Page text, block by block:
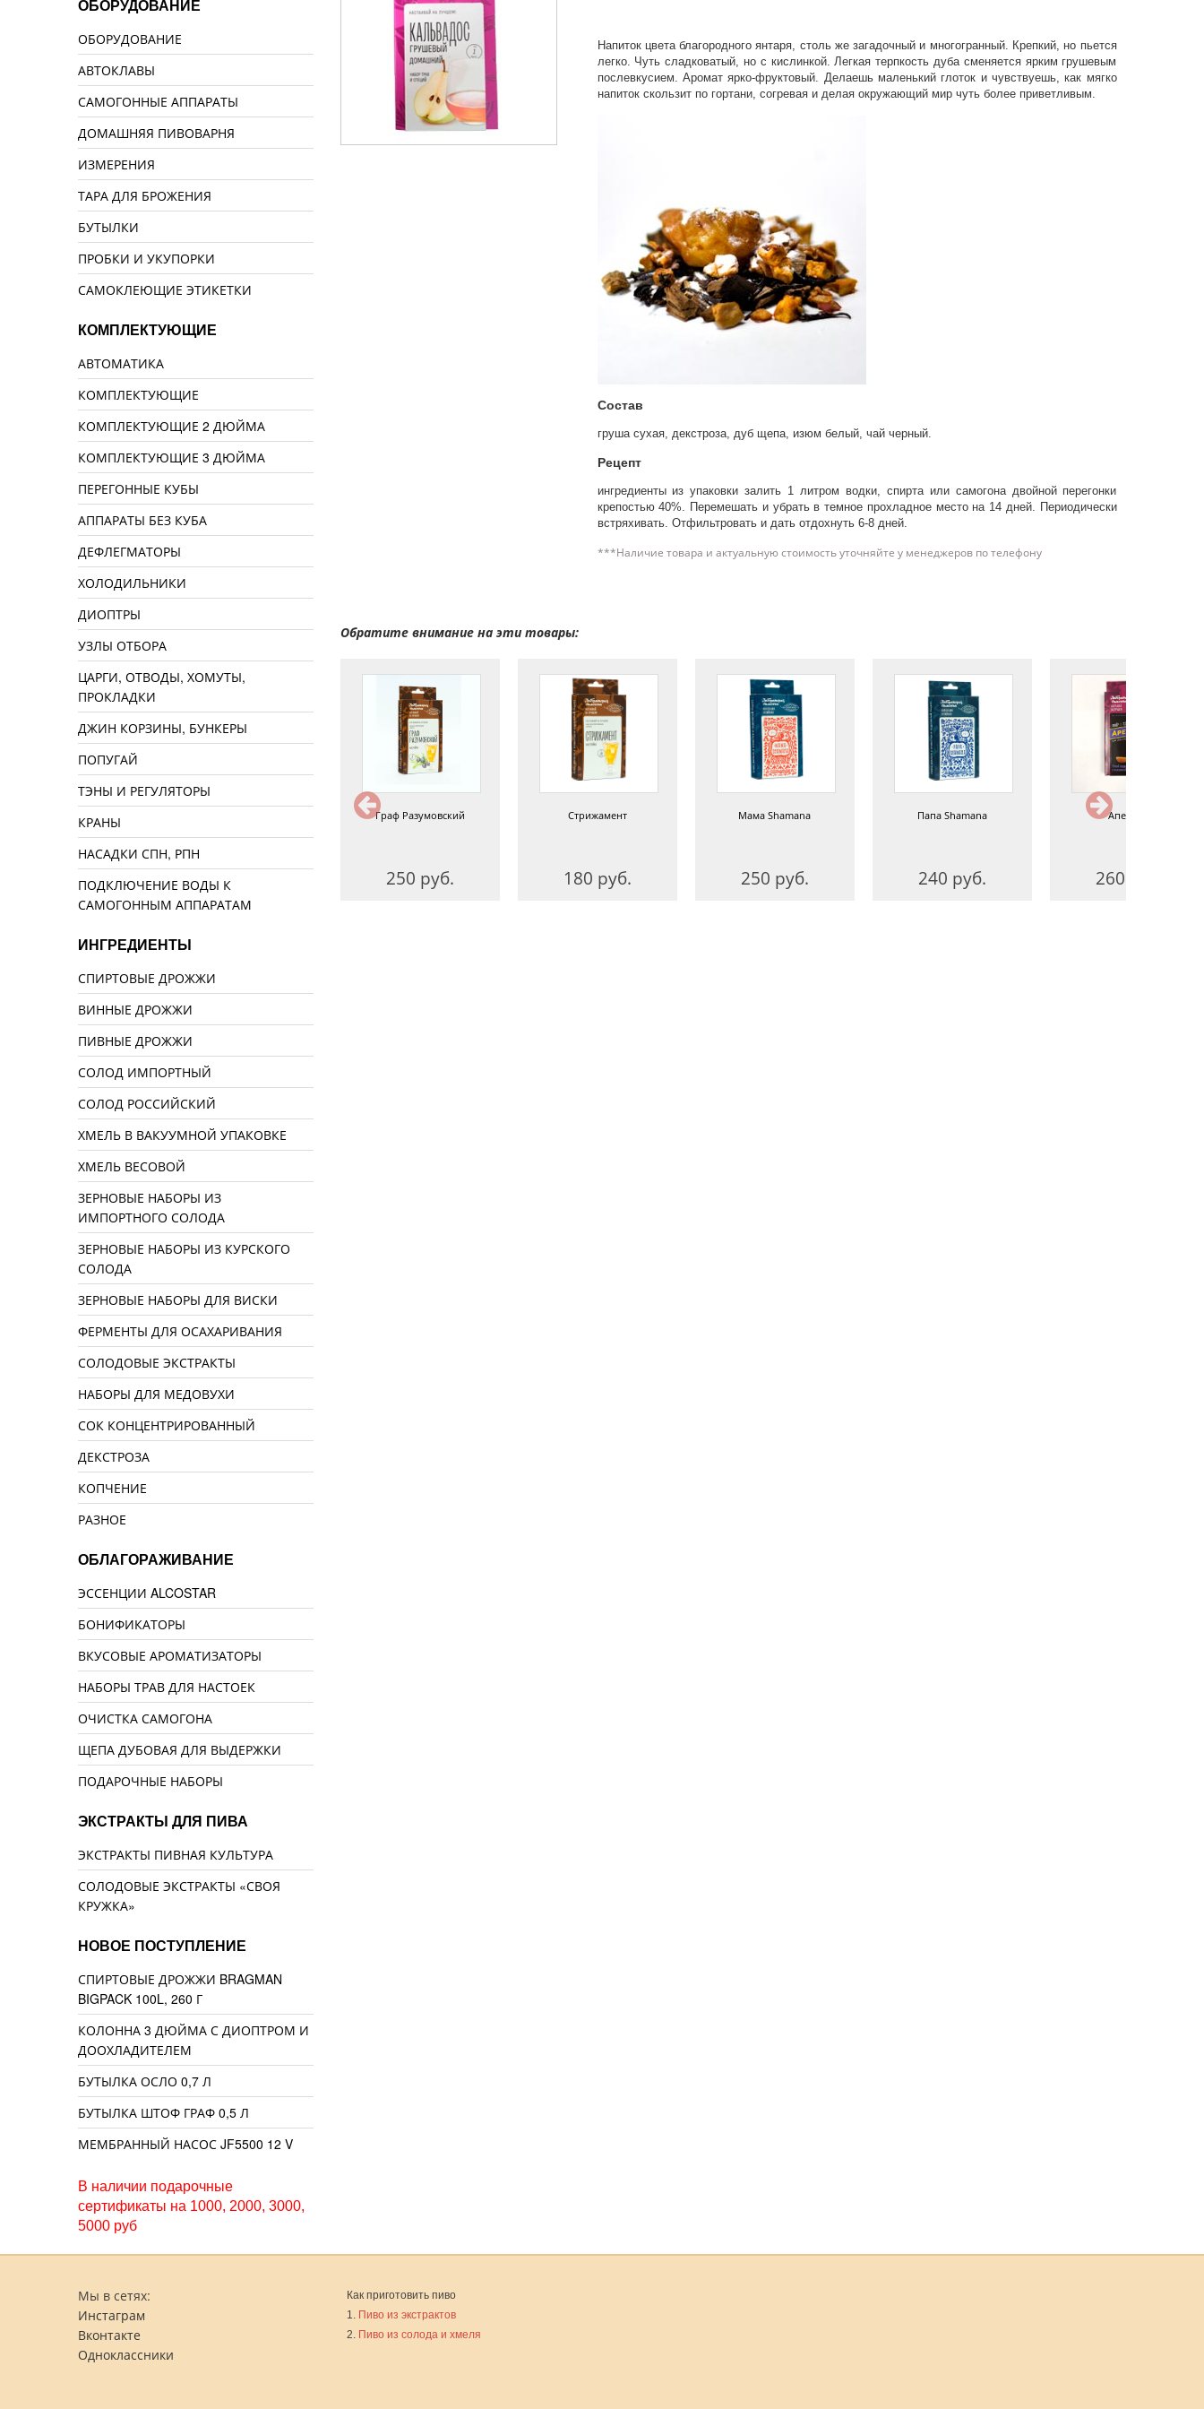
Напиток цвета благородного янтаря, столь же загадочный и многогранный. Крепкий, но пьется
легко. Чуть сладковатый, но с кислинкой. Легкая терпкость дуба сменяется ярким грушевым
послевкусием. Аромат ярко-фруктовый. Делаешь маленький глоток и чувствуешь, как мягко
напиток скользит по гортани, согревая и делая окружающий мир чуть более приветливым.
Состав
груша сухая, декстроза, дуб щепа, изюм белый, чай черный.
Рецепт
ингредиенты из упаковки залить 1 литром водки, спирта или самогона двойной перегонки
крепостью 40%. Перемешать и убрать в темное прохладное место на 14 дней. Периодически
встряхивать. Отфильтровать и дать отдохнуть 6-8 дней.
***Наличие товара и актуальную стоимость уточняйте у менеджеров по телефону
Обратите внимание на эти товары:
Ром капитанский
170 руб. 190 руб.
Граф Разумовский
250 руб.
Стрижамент
180 руб.
Мама Shamana
250 руб.
Папа Shamana
240 руб.
Апероль
260 руб.
ОБОРУДОВАНИЕ
ОБОРУДОВАНИЕ
АВТОКЛАВЫ
САМОГОННЫЕ АППАРАТЫ
ДОМАШНЯЯ ПИВОВАРНЯ
ИЗМЕРЕНИЯ
ТАРА ДЛЯ БРОЖЕНИЯ
БУТЫЛКИ
ПРОБКИ И УКУПОРКИ
САМОКЛЕЮЩИЕ ЭТИКЕТКИ
КОМПЛЕКТУЮЩИЕ
АВТОМАТИКА
КОМПЛЕКТУЮЩИЕ
КОМПЛЕКТУЮЩИЕ 2 ДЮЙМА
КОМПЛЕКТУЮЩИЕ 3 ДЮЙМА
ПЕРЕГОННЫЕ КУБЫ
АППАРАТЫ БЕЗ КУБА
ДЕФЛЕГМАТОРЫ
ХОЛОДИЛЬНИКИ
ДИОПТРЫ
УЗЛЫ ОТБОРА
ЦАРГИ, ОТВОДЫ, ХОМУТЫ,
ПРОКЛАДКИ
ДЖИН КОРЗИНЫ, БУНКЕРЫ
ПОПУГАЙ
ТЭНЫ И РЕГУЛЯТОРЫ
КРАНЫ
НАСАДКИ СПН, РПН
ПОДКЛЮЧЕНИЕ ВОДЫ К
САМОГОННЫМ АППАРАТАМ
ИНГРЕДИЕНТЫ
СПИРТОВЫЕ ДРОЖЖИ
ВИННЫЕ ДРОЖЖИ
ПИВНЫЕ ДРОЖЖИ
СОЛОД ИМПОРТНЫЙ
СОЛОД РОССИЙСКИЙ
ХМЕЛЬ В ВАКУУМНОЙ УПАКОВКЕ
ХМЕЛЬ ВЕСОВОЙ
ЗЕРНОВЫЕ НАБОРЫ ИЗ
ИМПОРТНОГО СОЛОДА
ЗЕРНОВЫЕ НАБОРЫ ИЗ КУРСКОГО
СОЛОДА
ЗЕРНОВЫЕ НАБОРЫ ДЛЯ ВИСКИ
ФЕРМЕНТЫ ДЛЯ ОСАХАРИВАНИЯ
СОЛОДОВЫЕ ЭКСТРАКТЫ
НАБОРЫ ДЛЯ МЕДОВУХИ
СОК КОНЦЕНТРИРОВАННЫЙ
ДЕКСТРОЗА
КОПЧЕНИЕ
РАЗНОЕ
ОБЛАГОРАЖИВАНИЕ
ЭССЕНЦИИ ALCOSTAR
БОНИФИКАТОРЫ
ВКУСОВЫЕ АРОМАТИЗАТОРЫ
НАБОРЫ ТРАВ ДЛЯ НАСТОЕК
ОЧИСТКА САМОГОНА
ЩЕПА ДУБОВАЯ ДЛЯ ВЫДЕРЖКИ
ПОДАРОЧНЫЕ НАБОРЫ
ЭКСТРАКТЫ ДЛЯ ПИВА
ЭКСТРАКТЫ ПИВНАЯ КУЛЬТУРА
СОЛОДОВЫЕ ЭКСТРАКТЫ «СВОЯ
КРУЖКА»
НОВОЕ ПОСТУПЛЕНИЕ
СПИРТОВЫЕ ДРОЖЖИ BRAGMAN
BIGPACK 100L, 260 Г
КОЛОННА 3 ДЮЙМА С ДИОПТРОМ И
ДООХЛАДИТЕЛЕМ
БУТЫЛКА ОСЛО 0,7 Л
БУТЫЛКА ШТОФ ГРАФ 0,5 Л
МЕМБРАННЫЙ НАСОС JF5500 12 V
В наличии подарочные
сертификаты на 1000, 2000, 3000,
5000 руб
Мы в сетях:
Инстаграм
Вконтакте
Одноклассники
Как приготовить пиво
1. Пиво из экстрактов
2. Пиво из солода и хмеля